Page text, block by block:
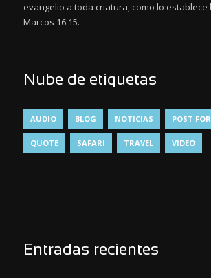
evangelio a toda criatura, como lo establece
Marcos 16:15.
Nube de etiquetas
AUDIO BLOG NOTICIAS POST
QUOTE SAFARI TRAVEL VIDEO
Entradas recientes